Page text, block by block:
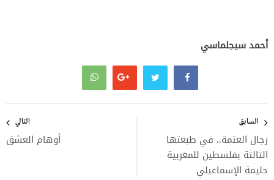
أحمد سيجلماسي
المقالات
السابق
رجال العتمة.. في طبعتها
الثالثة بفلسطين للمغربية
حليمة الإسماعيلي
التالي
أوهام العشق